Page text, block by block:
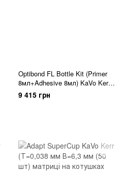
Optibond FL Bottle Kit (Primer
8мл+Adhesive 8мл) KaVo Kerr
набір праймеру та адгезиву
9 415 грн